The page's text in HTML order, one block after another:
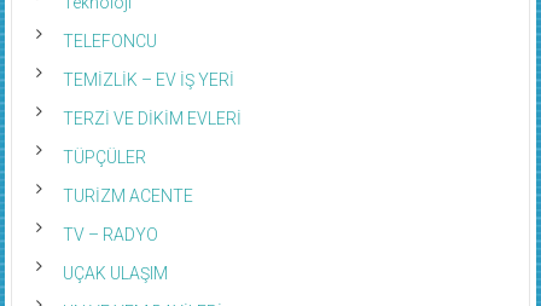
TELEFONCU
TEMİZLİK – EV İŞ YERİ
TERZİ VE DİKİM EVLERİ
TÜPÇÜLER
TURİZM ACENTE
TV – RADYO
UÇAK ULAŞIM